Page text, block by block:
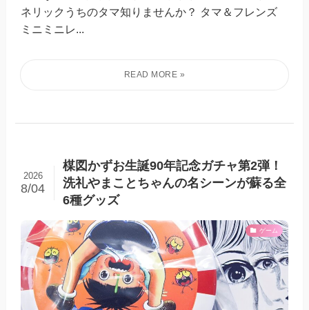
ネリックうちのタマ知りませんか？ タマ＆フレンズ
ミニミニレ...
楳図かずお生誕90年記念ガチャ第2弾！
洗礼やまことちゃんの名シーンが蘇る全
6種グッズ
2026
8/04
ゲーム